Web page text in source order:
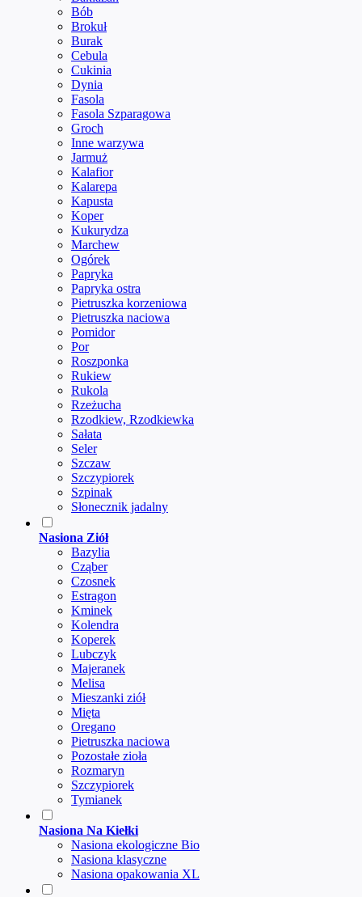
Bób
Brokuł
Burak
Cebula
Cukinia
Dynia
Fasola
Fasola Szparagowa
Groch
Inne warzywa
Jarmuż
Kalafior
Kalarepa
Kapusta
Koper
Kukurydza
Marchew
Ogórek
Papryka
Papryka ostra
Pietruszka korzeniowa
Pietruszka naciowa
Pomidor
Por
Roszponka
Rukiew
Rukola
Rzeżucha
Rzodkiew, Rzodkiewka
Sałata
Seler
Szczaw
Szczypiorek
Szpinak
Słonecznik jadalny
Nasiona Ziół
Bazylia
Cząber
Czosnek
Estragon
Kminek
Kolendra
Koperek
Lubczyk
Majeranek
Melisa
Mieszanki ziół
Mięta
Oregano
Pietruszka naciowa
Pozostałe zioła
Rozmaryn
Szczypiorek
Tymianek
Nasiona Na Kiełki
Nasiona ekologiczne Bio
Nasiona klasyczne
Nasiona opakowania XL